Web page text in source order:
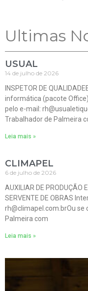
Ultimas
USUAL
14 de julho de 2026
INSPETOR DE
informática (pacote
pelo e-mail:
Trabalhador de Palmeira
Leia mais »
CLIMAPEL
6 de julho de 2026
AUXILIAR DE PRODUÇÃO
SERVENTE DE OBRAS
rh@climapel.com.brOu se
Palmeira com
Leia mais »